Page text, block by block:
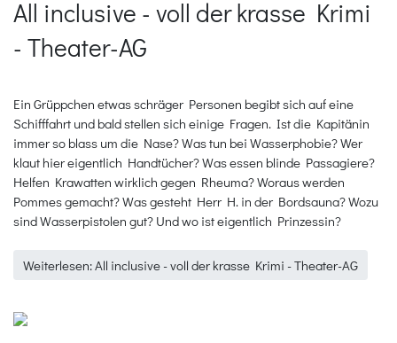
All inclusive - voll der krasse Krimi
- Theater-AG
Ein Grüppchen etwas schräger Personen begibt sich auf eine
Schifffahrt und bald stellen sich einige Fragen. Ist die Kapitänin
immer so blass um die Nase? Was tun bei Wasserphobie? Wer
klaut hier eigentlich Handtücher? Was essen blinde Passagiere?
Helfen Krawatten wirklich gegen Rheuma? Woraus werden
Pommes gemacht? Was gesteht Herr H. in der Bordsauna? Wozu
sind Wasserpistolen gut? Und wo ist eigentlich Prinzessin?
Weiterlesen: All inclusive - voll der krasse Krimi - Theater-AG